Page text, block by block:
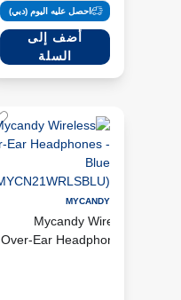
احصل عليه اليوم (دبي)
أضف إلى
السلة
MYCANDY
Mycandy Wireless
Over-Ear Headphones -